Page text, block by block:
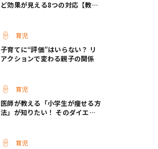
ど効果が見える8つの対応【教え
育児
子育てに“評価”はいらない？ リ
アクションで変わる親子の関係
育児
医師が教える「小学生が痩せる方
法」が知りたい！ そのダイエッ
育児